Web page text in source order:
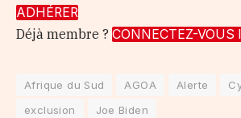
ADHÉRER
Déjà membre ? CONNECTEZ-VOUS
Afrique du Sud AGOA Alerte
exclusion
Joe Biden